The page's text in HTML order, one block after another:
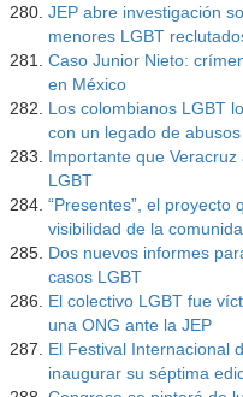
JEP abre investigación
menores LGBT
Caso Junior Nieto:
en México
Los colombianos LGBT
con un legado de abusos
Importante que
LGBT
“Presentes”, el
visibilidad de la
Dos nuevos informes
casos LGBT
El colectivo LGBT fue
una ONG ante la JEP
El Festival Internacional
inaugurar su séptima